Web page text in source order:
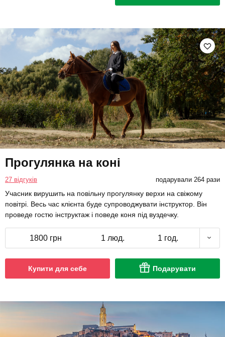
Прогулянка на коні
27 відгуків подарували 264 рази
Учасник вирушить на повільну прогулянку верхи на свіжому
повітрі. Весь час клієнта буде супроводжувати інструктор. Він
проведе гостю інструктаж і поведе коня під вуздечку.
1800 грн 1 люд. 1 год.
Купити для себе Подарувати